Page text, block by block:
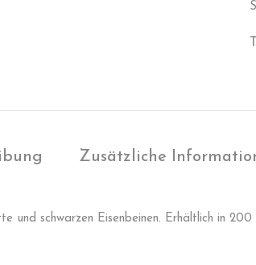
Zusätzliche
und schwarzen Eisenbeinen. Erhältlich in